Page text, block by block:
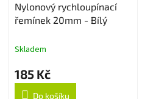
Nylonový rychloupínací
řemínek 20mm - Bílý
Skladem
185 Kč
Do košíku